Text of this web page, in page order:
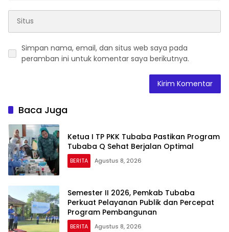
Simpan nama, email, dan situs web saya pada
peramban ini untuk komentar saya berikutnya.
Baca Juga
Ketua I TP PKK Tubaba Pastikan Program
Tubaba Q Sehat Berjalan Optimal
BERITA Agustus 8, 2026
Semester II 2026, Pemkab Tubaba
Perkuat Pelayanan Publik dan Percepat
Program Pembangunan
BERITA Agustus 8, 2026